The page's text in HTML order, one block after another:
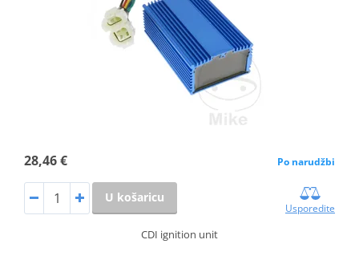
28,46 € Po narudžbi
U košaricu
Usporedite
CDI ignition unit